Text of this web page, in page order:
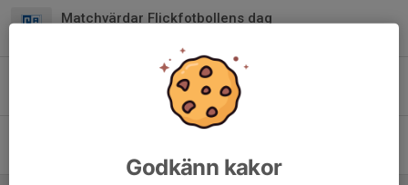
Matchvärdar Flickfotbollens dag
Flickfotbollens dag
0
Godkänn kakor